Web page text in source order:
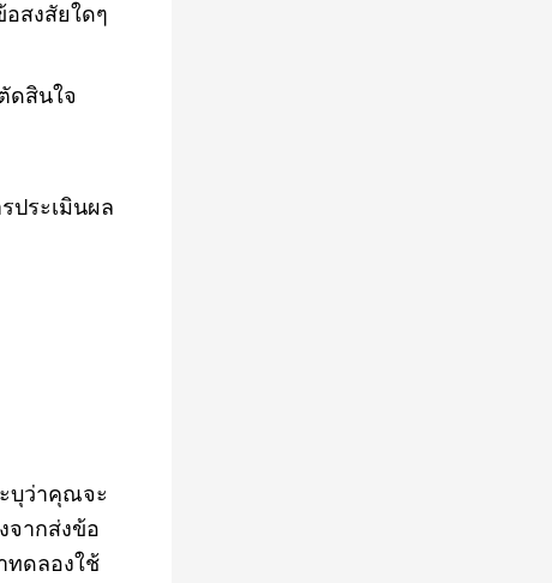
สงสัยใดๆ
ดสินใจ
ประเมินผล
บุว่าคุณจะ
จากส่งข้อ
ทดลองใช้